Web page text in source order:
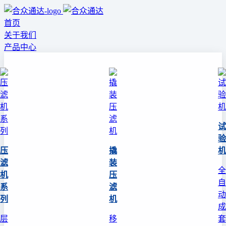
首页
关于我们
产品中心
压
滤
机
系
列
层
撬
装
压
滤
机
移
试
验
机
全
自
动
成
套